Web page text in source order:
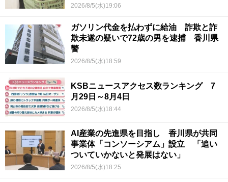
2026/8/5(水)19:06
ガソリン代金を払わずに給油 詐欺と詐
欺未遂の疑いで72歳の男を逮捕 香川県
警
2026/8/5(水)18:59
KSBニュースアクセス数ランキング 7
月29日～8月4日
2026/8/5(水)18:44
AI産業の先進県を目指し 香川県が共同
事業体「コンソーシアム」設立 「追い
ついていかないと発展はない」
2026/8/5(水)18:25